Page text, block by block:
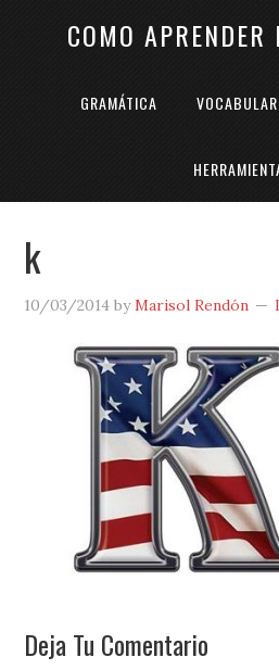
COMO
GRAMÁTICA
k
10/03/2014 byMarisol Rendón
Deja Tu Comentario